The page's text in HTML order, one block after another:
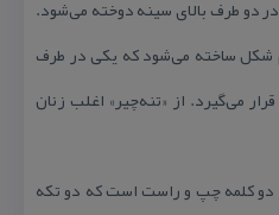
دو طرف بالای سینه دوخته می‌شود.
‌شكل ساخته می‌شود كه یكی در طرف
می‌گیرد. از «تنه‌چیر» اغلب زنان
دو كلمه چپ و راست است كه دو تكه